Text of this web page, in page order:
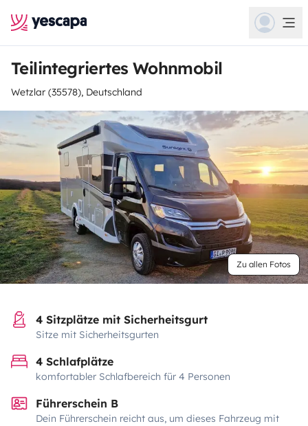
Teilintegriertes Wohnmobil
Wetzlar (35578), Deutschland
Zu allen Fotos
4 Sitzplätze mit Sicherheitsgurt
Sitze mit Sicherheitsgurten
4 Schlafplätze
komfortabler Schlafbereich für 4 Personen
Führerschein B
Dein Führerschein reicht aus, um dieses Fahrzeug mit